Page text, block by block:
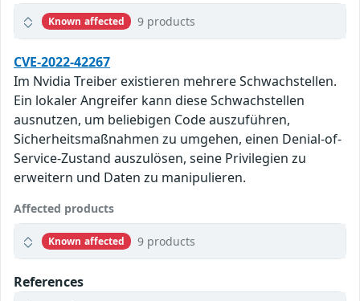
Known affected 9 products
CVE-2022-42267
Im Nvidia Treiber existieren mehrere Schwachstellen.
Ein lokaler Angreifer kann diese Schwachstellen
ausnutzen, um beliebigen Code auszuführen,
Sicherheitsmaßnahmen zu umgehen, einen Denial-of-
Service-Zustand auszulösen, seine Privilegien zu
erweitern und Daten zu manipulieren.
Affected products
Known affected 9 products
References